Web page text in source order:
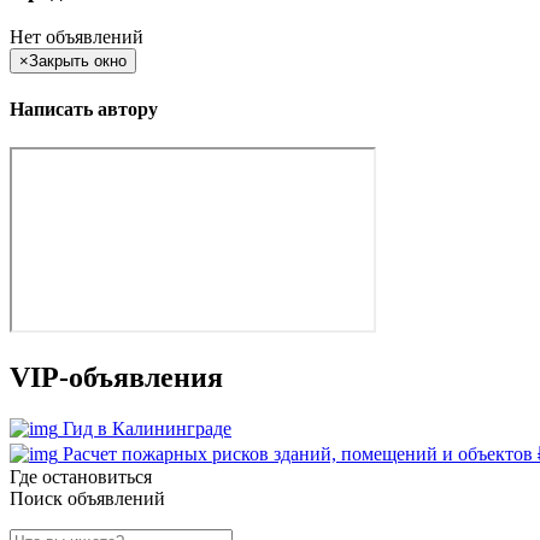
Нет объявлений
×Закрыть окно
Написать автору
VIP-объявления
Гид в Калининграде
Расчет пожарных рисков зданий, помещений и объектов
Где остановиться
Поиск объявлений